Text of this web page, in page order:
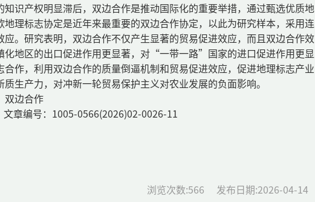
识产权明显滞后，双边合作是推动国际化的重要举措，通过甄选优质地
理标志协定是近年来最重要的双边合作协定，以此为研究样本，采用连
。研究表明，双边合作不仅产生显著的贸易促进效应，而且双边合作效
化地区的出口促进作用更显著，对“一带一路”国家的进口促进作用更显
作，利用双边合作的质量倒逼机制和贸易促进效应，促进地理标志产业
生产力，对冲新一轮贸易保护主义对农业发展的负面影响。
双边合作
编号：1005-0566(2026)02-0026-11
发布日期:2026-04-14
浏览次数:566